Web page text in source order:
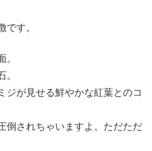
です。
。
。
ジが見せる鮮やかな紅葉とのコ
倒されちゃいますよ。ただただ